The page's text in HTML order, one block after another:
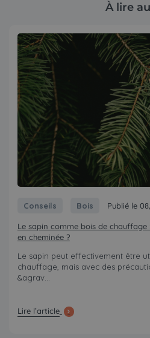
À lire
Conseils Bois Publié le
Le sapin comme bois de
en cheminée ?
Le sapin peut effectivement être
chauffage, mais avec des
&agrav...
Lire l’article